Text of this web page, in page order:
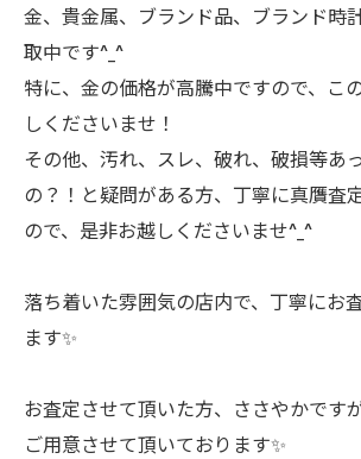
金、貴金属、ブランド品、ブランド時
取中です^_^
特に、金の価格が高騰中ですので、こ
しくださいませ！
その他、汚れ、スレ、破れ、破損等あ
の？！と疑問がある方、丁寧に真贋査
ので、是非お越しくださいませ^_^
落ち着いた雰囲気の店内で、丁寧にお
ます✨
お査定させて頂いた方、ささやかです
ご用意させて頂いております✨